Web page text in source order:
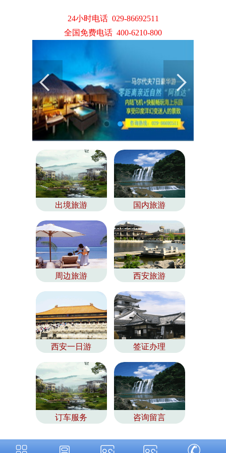
24小时电话 029-86692511
全国免费电话 400-6210-800
出境旅游 国内旅游
周边旅游 西安旅游
西安一日游 签证办理
订车服务 咨询留言